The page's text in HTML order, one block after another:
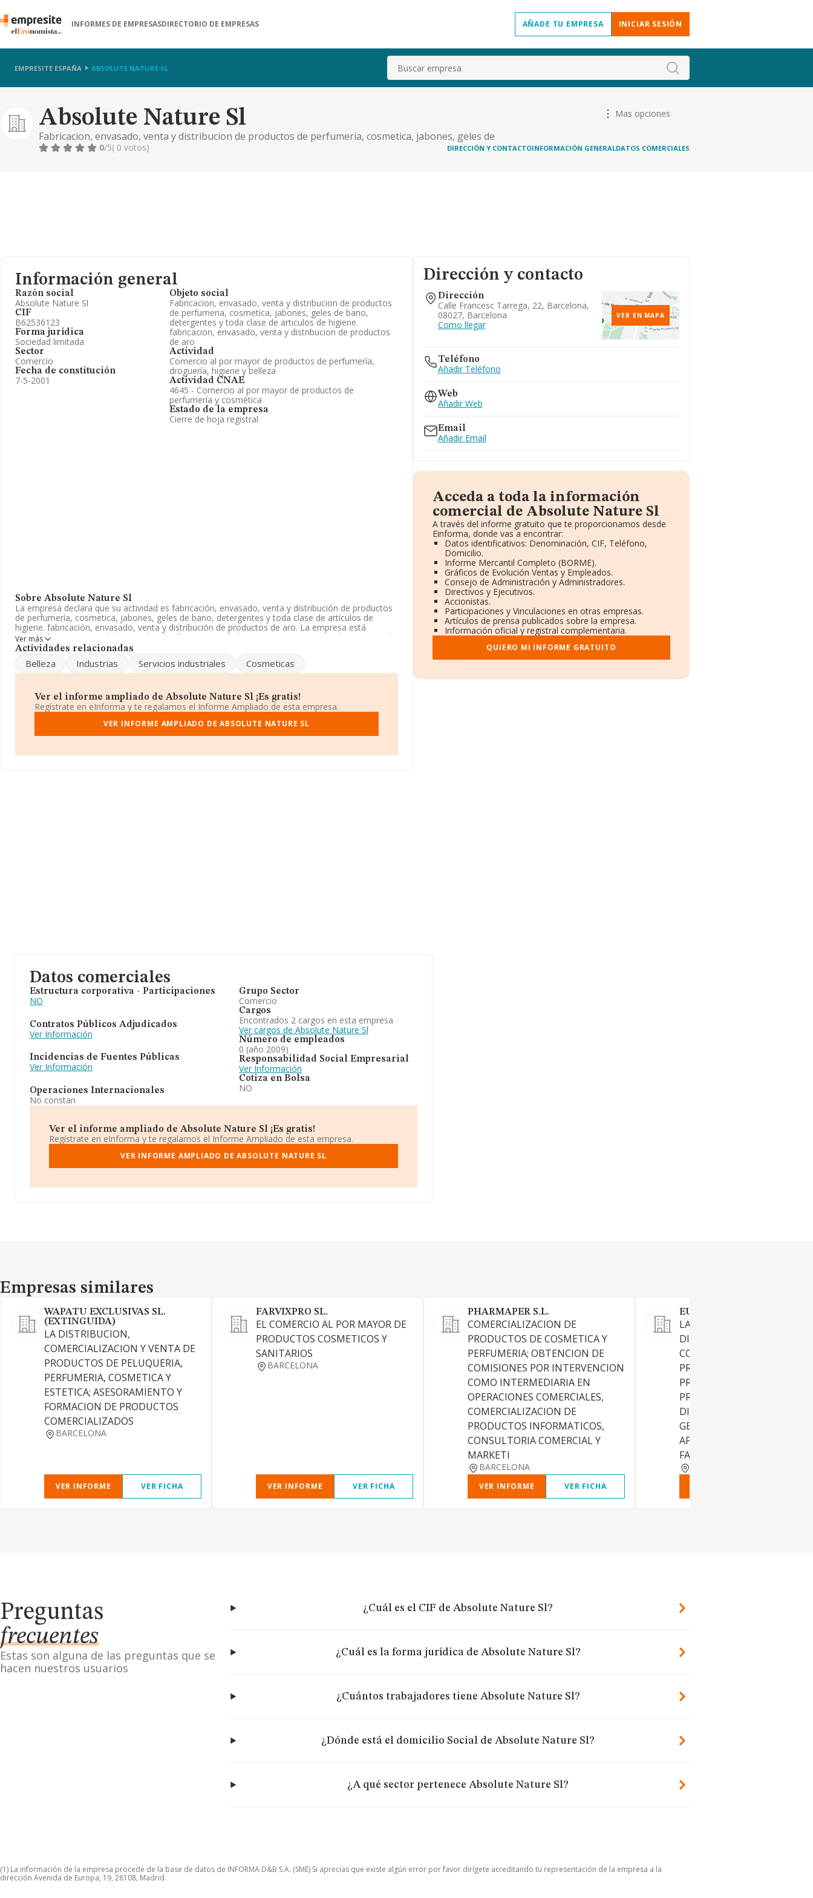
INFORMES DE EMPRESASDIRECTORIO DE EMPRESAS AÑADE TU EMPRESA INICIAR SESIÓN
EMPRESITE ESPAÑA ABSOLUTE NATURE SL Buscar
Absolute Nature Sl
Fabricacion, envasado, venta y distribucion de productos de perfumeria, cosmetica, jabones, geles de
bano, detergentes y toda clase de articulos de higiene. fabricacion, envasado, venta y distribucion de
Mas opciones
0/5( 0 votos) DIRECCIÓN Y CONTACTOINFORMACIÓN GENERALDATOS COMERCIALES
Información general
Razón social
Absolute Nature Sl
CIF
B62536123
Forma jurídica
Sociedad limitada
Sector
Comercio
Fecha de constitución
7-5-2001
Objeto social
Fabricacion, envasado, venta y distribucion de productos
de perfumeria, cosmetica, jabones, geles de bano,
detergentes y toda clase de articulos de higiene.
fabricacion, envasado, venta y distribucion de productos
de aro
Actividad
Comercio al por mayor de productos de perfumería,
droguería, higiene y belleza
Actividad CNAE
4645 - Comercio al por mayor de productos de
perfumería y cosmética
Estado de la empresa
Cierre de hoja registral
Sobre Absolute Nature Sl
La empresa declara que su actividad es fabricación, envasado, venta y distribución de productos
de perfumería, cosmetica, jabones, geles de bano, detergentes y toda clase de artículos de
higiene. fabricación, envasado, venta y distribución de productos de aro. La empresa está
registrada como Sociedad Limitada. Clasifica su actividad CNAE como 'Comercio al por mayor de
productos perfumería y cosmética', código 4645. No realiza actividad de importación y/o
La compañíaAbsolute Nature S.L, NIF B62536123, está situada en Calle Francesc Tarrega
En base a la información de la que dispone INFORMA sobre 10.047 compañías, a nivel nacional la
facturación asciende a 11.976 millones de euros y se estima que el promedio de la facturación
entre todas las empresas es de 1 millón de euros. Finalmente, para completar los datos de
sector la media de empleados de las empresas es de 4; la antigüedad alcanza los 15 años desde
Ver más
Actividades relacionadas
Belleza Industrias Servicios industriales Cosmeticas
Ver el informe ampliado de Absolute Nature Sl ¡Es gratis!
Regístrate en eInforma y te regalamos el Informe Ampliado de esta empresa.
VER INFORME AMPLIADO DE ABSOLUTE NATURE SL
Dirección y contacto
Dirección
Calle Francesc Tarrega, 22, Barcelona,
08027, Barcelona
Como llegar
VER EN MAPA
Teléfono
Añadir Teléfono
Web
Añadir Web
Email
Añadir Email
Acceda a toda la información
comercial de Absolute Nature Sl
A través del informe gratuito que te proporcionamos desde
Einforma, donde vas a encontrar:
Datos identificativos: Denominación, CIF, Teléfono,
Domicilio.
Informe Mercantil Completo (BORME).
Gráficos de Evolución Ventas y Empleados.
Consejo de Administración y Administradores.
Directivos y Ejecutivos.
Accionistas.
Participaciones y Vinculaciones en otras empresas.
Artículos de prensa publicados sobre la empresa.
Información oficial y registral complementaria.
QUIERO MI INFORME GRATUITO
Datos comerciales
Estructura corporativa - Participaciones
NO
Contratos Públicos Adjudicados
Ver Información
Incidencias de Fuentes Públicas
Ver Información
Operaciones Internacionales
No constan
Grupo Sector
Comercio
Cargos
Encontrados 2 cargos en esta empresa
Ver cargos de Absolute Nature Sl
Número de empleados
0 (año 2009)
Responsabilidad Social Empresarial
Ver Información
Cotiza en Bolsa
NO
Ver el informe ampliado de Absolute Nature Sl ¡Es gratis!
Regístrate en eInforma y te regalamos el Informe Ampliado de esta empresa.
VER INFORME AMPLIADO DE ABSOLUTE NATURE SL
Empresas similares
Empresas similares
WAPATU EXCLUSIVAS SL.
(EXTINGUIDA)
LA DISTRIBUCION,
COMERCIALIZACION Y VENTA DE
PRODUCTOS DE PELUQUERIA,
PERFUMERIA, COSMETICA Y
ESTETICA; ASESORAMIENTO Y
FORMACION DE PRODUCTOS
COMERCIALIZADOS
BARCELONA
VER INFORME VER FICHA
FARVIXPRO SL.
EL COMERCIO AL POR MAYOR DE
PRODUCTOS COSMETICOS Y
SANITARIOS
BARCELONA
VER INFORME VER FICHA
PHARMAPER S.L.
COMERCIALIZACION DE
PRODUCTOS DE COSMETICA Y
PERFUMERIA; OBTENCION DE
COMISIONES POR INTERVENCION
COMO INTERMEDIARIA EN
OPERACIONES COMERCIALES,
COMERCIALIZACION DE
PRODUCTOS INFORMATICOS,
CONSULTORIA COMERCIAL Y
MARKETI
BARCELONA
VER INFORME VER FICHA
EUROLABS IBERIA S.L.
LA IMPORTACION,
DISTRIBUCION Y
COMERCIALIZACION DE
PRODUCTOS COSMETICOS,
PRODUCTOS MEDICOS,
PRODUCTOS SANITARIOS,
DISPOSITIVOS MEDICOS Y,
GENERAL, DE OTROS
AFINES A LA INDUSTRIA
FARMACEUTICA, ETC
Preguntas
frecuentes
Estas son alguna de las preguntas que se
hacen nuestros usuarios
¿Cuál es el CIF de Absolute Nature Sl?
¿Cuál es la forma jurídica de Absolute Nature Sl?
¿Cuántos trabajadores tiene Absolute Nature Sl?
¿Dónde está el domicilio Social de Absolute Nature Sl?
¿A qué sector pertenece Absolute Nature Sl?
(1) La información de la empresa procede de la base de datos de INFORMA D&B S.A. (SME) Si aprecias que existe algún error por favor dirígete acreditando tu representación de la empresa a la
dirección Avenida de Europa, 19, 28108, Madrid.